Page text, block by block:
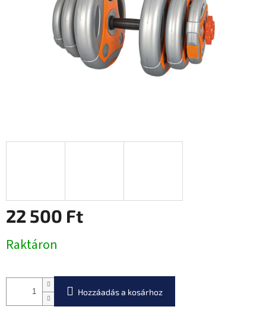
22 500 Ft
Raktáron
Hozzáadás a kosárhoz